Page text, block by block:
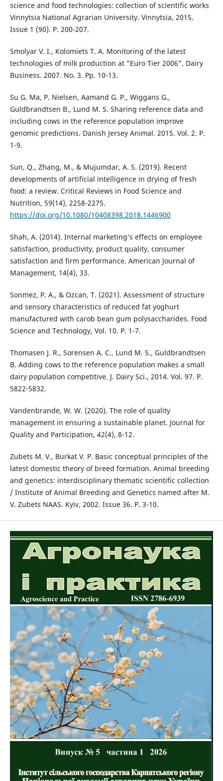
science and food technologies: collection of scientific works
Vinnytsia National Agrarian University. Vinnytsia, 2015.
Issue 1 (90). P. 200-207.
Smolyar V. I., Kolomiets T. A. Monitoring of the latest
technologies of milk production at "Euro Tier 2006". Dairy
Business. 2007. No. 3. Pp. 10-13.
Su G. Ma, P. Nielsen, Aamand G. P., Wiggans G.,
Guldbrandtsen B., Lund M. S. Sharing reference data and
including cows in the reference population improve
genomic predictions. Danish Jersey Animal. 2015. Vol. 2. P.
1-9.
Sun, Q., Zhang, M., & Mujumdar, A. S. (2019). Recent
developments of artificial intelligence in drying of fresh
food: a review. Critical Reviews in Food Science and
Nutrition, 59(14), 2258-2275.
https://doi.org/10.1080/10408398.2018.1446900
Shah, A. (2014). Internal marketing’s effects on employee
satisfaction, productivity, product quality, consumer
satisfaction and firm performance. American Journal of
Management, 14(4), 33.
Sonmez, P. A., & Ozcan, T. (2021). Assessment of structure
and sensory characteristics of reduced fat yoghurt
manufactured with carob bean gum polysaccharides. Food
Science and Technology, Vol. 10. P. 1-7.
Thomasen J. R., Sorensen A. C., Lund M. S., Guldbrandtsen
B. Adding cows to the reference population makes a small
dairy population competitive. J. Dairy Sci., 2014. Vol. 97. P.
5822-5832.
Vandenbrande, W. W. (2020). The role of quality
management in ensuring a sustainable planet. Journal for
Quality and Participation, 42(4), 8-12.
Zubets M. V., Burkat V. P. Basic conceptual principles of the
latest domestic theory of breed formation. Animal breeding
and genetics: interdisciplinary thematic scientific collection
/ Institute of Animal Breeding and Genetics named after M.
V. Zubets NAAS. Kyiv, 2002. Issue 36. P. 3-10.